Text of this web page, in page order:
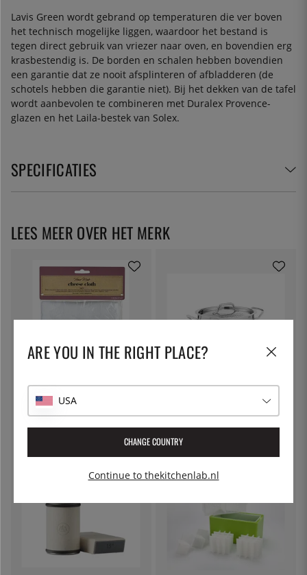
Lavis Green wordt gebrand op temperaturen die ver boven
het technisch mogelijke liggen, waardoor het bestand is
tegen direct gebruik van vriezer naar oven, en bovendien erg
krasbestendig is. De borden en schalen hebben bovendien
een garantie dat ze nooit afsplinteren of afbladderen (de
schotels hebben die garantie niet). Bij het dekken van de tafel
wordt aanbevolen te combineren met Duralex Provence-
glazen en het Laila-bestek van Solex.
SPECIFICATIES
KITCHEN CRAFT
Kaasdoek, filterdoek - Kitchen
Craft
€ 7
PATINA
Pastapot met afsluitbare deksel,
5 liter - Patina
€ 53
LEES MEER OVER HET MERK
ARE YOU IN THE RIGHT PLACE?
USA
CHANGE COUNTRY
Continue to thekitchenlab.nl